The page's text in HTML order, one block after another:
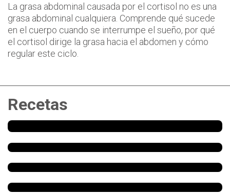
La grasa abdominal causada por el cortisol no es una
grasa abdominal cualquiera. Comprende qué sucede
en el cuerpo cuando se interrumpe el sueño, por qué
el cortisol dirige la grasa hacia el abdomen y cómo
regular este ciclo.
Recetas